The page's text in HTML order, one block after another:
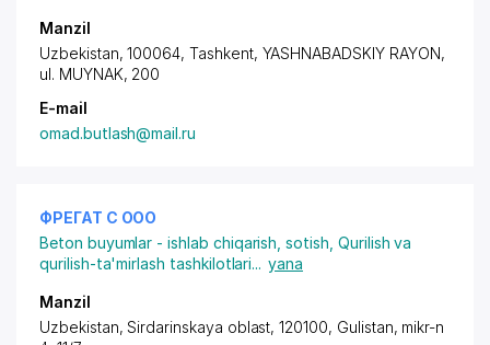
Manzil
Uzbekistan, 100064, Tashkent, YASHNABADSKIY RAYON,
ul. MUYNAK, 200
E-mail
omad.butlash@mail.ru
ФРЕГАТ С ООО
Beton buyumlar - ishlab chiqarish, sotish Qurilish va
qurilish-ta'mirlash tashkilotlari... yana
Manzil
Uzbekistan, Sirdarinskaya oblast, 120100, Gulistan, mikr-n